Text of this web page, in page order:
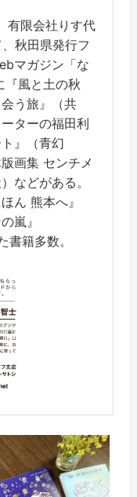
有限会社りす代
秋田県発行フ
マガジン「な
『風と土の秋
う旅』（共
ターの福田利
』（青幻
画集 センチメ
などがある。
ん 熊本へ』
嵐』
書籍多数。